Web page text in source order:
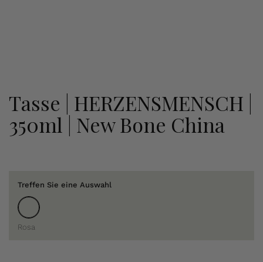
Tasse | HERZENSMENSCH |
350ml | New Bone China
Treffen Sie eine Auswahl
Rosa
Rosa